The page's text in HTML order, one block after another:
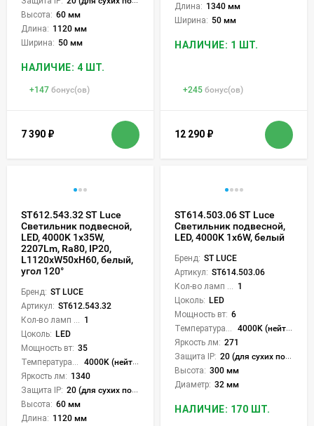
Высота: 60 мм
Длина: 1120 мм
Ширина: 50 мм
НАЛИЧИЕ: 4 ШТ.
+147 бонус(ов)
7 390 ₽
Длина: 1340 мм
Ширина: 50 мм
НАЛИЧИЕ: 1 ШТ.
+245 бонус(ов)
12 290 ₽
ST612.543.32 ST Luce
Светильник подвесной,
LED, 4000K 1х35W,
2207Lm, Ra80, IP20,
L1120xW50xH60, белый,
угол 120°
Бренд: ST LUCE
Артикул: ST612.543.32
1
Цоколь: LED
Мощность вт: 35
4000K (нейтральный)
Яркость лм: 1340
Защита IP: 20 (для сухих пом.)
Высота: 60 мм
Длина: 1120 мм
ST614.503.06 ST Luce
Светильник подвесной,
LED, 4000K 1х6W, белый
Бренд: ST LUCE
Артикул: ST614.503.06
1
Цоколь: LED
Мощность вт: 6
4000K (нейтральный)
Яркость лм: 271
Защита IP: 20 (для сухих пом.)
Высота: 300 мм
Диаметр: 32 мм
НАЛИЧИЕ: 170 ШТ.